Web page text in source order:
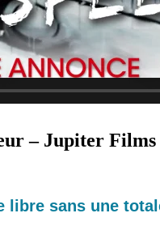
– Jupiter Films
libre sans une